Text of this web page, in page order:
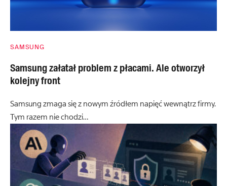
SAMSUNG
Samsung załatał problem z płacami. Ale otworzył
kolejny front
Samsung zmaga się z nowym źródłem napięć wewnątrz firmy.
Tym razem nie chodzi…